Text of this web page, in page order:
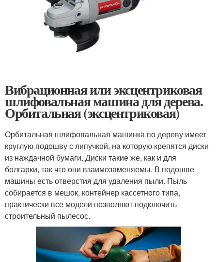
Вибрационная или эксцентриковая
шлифовальная машина для дерева.
Орбитальная (эксцентриковая)
Орбитальная шлифовальная машинка по дереву имеет
круглую подошву с липучкой, на которую крепятся диски
из наждачной бумаги. Диски такие же, как и для
болгарки, так что они взаимозаменяемы. В подошве
машины есть отверстия для удаления пыли. Пыль
собирается в мешок, контейнер кассетного типа,
практически все модели позволяют подключить
строительный пылесос.